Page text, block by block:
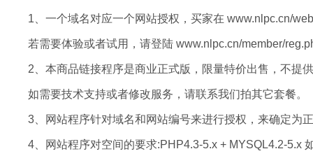
1、一个域名对应一个网站授权，买家在 www.nlpc.cn/
若需要体验或者试用，请登陆 www.nlpc.cn/member/
2、本商品链接程序是商业正式版，限量特价出售，不提
如需要技术支持或者修改服务，请联系我们拍其它套餐。
3、网站程序针对域名和网站编号来进行授权，来确定为
4、网站程序对空间的要求:PHP4.3-5.x + MYSQL4.2-5.x